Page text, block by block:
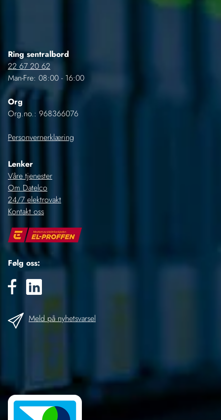
Ring sentralbord
22 67 20 62
Man-Fre: 08:00 - 16:00
Org
Org.no.: 968366076
Personvernerklæring
Lenker
Våre tjenester
Om Datelco
24/7 elektrovakt
Kontakt oss
Følg oss:
Meld på nyhetsvarsel